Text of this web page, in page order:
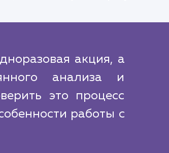
акция, а
анализа и
это процесс
работы с